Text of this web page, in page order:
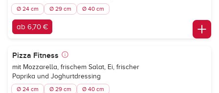
Ø 24 cm Ø 29 cm Ø 40 cm
ab 6,70 €
Pizza Fitness
mit Mozzarella, frischem Salat, Ei, frischer
Paprika und Joghurtdressing
Ø 24 cm Ø 29 cm Ø 40 cm